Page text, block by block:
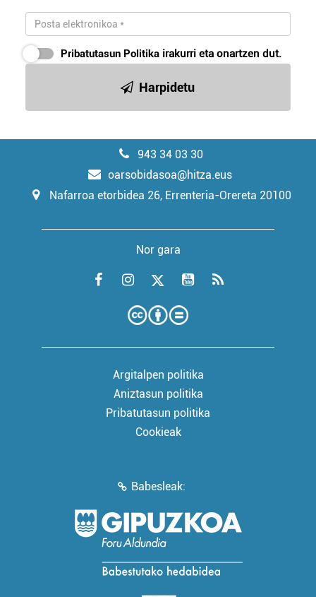
Pribatutasun Politika irakurri eta onartzen dut.
Harpidetu
943 34 03 30
oarsobidasoa@hitza.eus
Nafarroa etorbidea 26, Errenteria-Orereta 20100
Nor gara
Argitalpen politika
Aniztasun politika
Pribatutasun politika
Cookieak
Babesleak: